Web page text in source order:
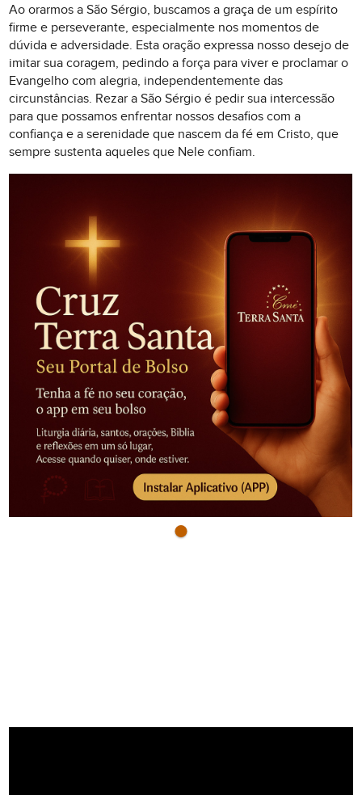
Ao orarmos a São Sérgio, buscamos a graça de um espírito
firme e perseverante, especialmente nos momentos de
dúvida e adversidade. Esta oração expressa nosso desejo de
imitar sua coragem, pedindo a força para viver e proclamar o
Evangelho com alegria, independentemente das
circunstâncias. Rezar a São Sérgio é pedir sua intercessão
para que possamos enfrentar nossos desafios com a
confiança e a serenidade que nascem da fé em Cristo, que
sempre sustenta aqueles que Nele confiam.